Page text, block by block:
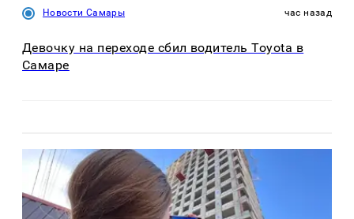
Новости Самары час назад
Девочку на переходе сбил водитель Toyota в
Самаре